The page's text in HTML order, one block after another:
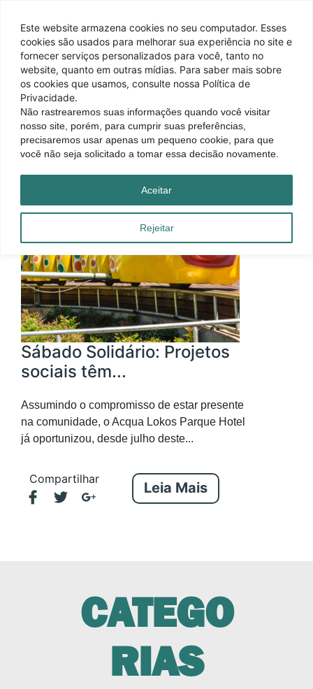
Este website armazena cookies no seu computador. Esses
cookies são usados ​​para melhorar sua experiência no site e
fornecer serviços personalizados para você, tanto no
website, quanto em outras mídias. Para saber mais sobre
os cookies que usamos, consulte nossa Política de
Privacidade.
Não rastrearemos suas informações quando você visitar
nosso site, porém, para cumprir suas preferências,
precisaremos usar apenas um pequeno cookie, para que
você não seja solicitado a tomar essa decisão novamente.
Rejeitar
Aceitar
Sábado Solidário: Projetos
sociais têm...
Assumindo o compromisso de estar presente
na comunidade, o Acqua Lokos Parque Hotel
já oportunizou, desde julho deste...
Compartilhar
Leia Mais
CATEGO
RIAS